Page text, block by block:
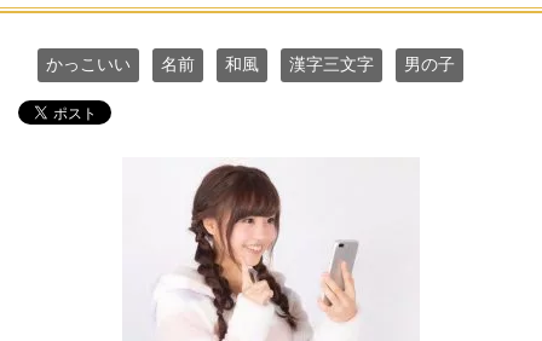
かっこいい 名前 和風 漢字三文字 男の子